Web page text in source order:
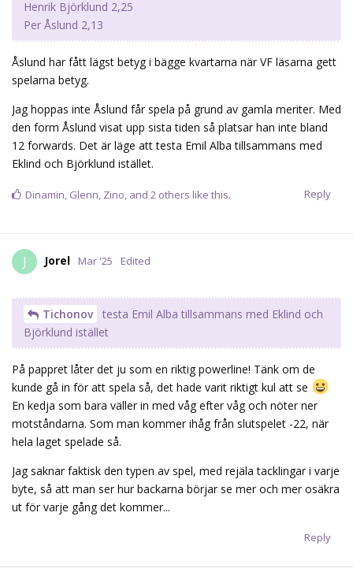
Dinamin,Glenn,Zino, and
J Jorel
Tichonov testa Emil Alba tillsammans med Eklind och
Björklund istället
kunde gå in för att spela så, det hade varit riktigt kul att se
motståndarna. Som man kommer ihåg från slutspelet -22, när
hela laget spelade så.
byte, så att man ser hur backarna börjar se mer och mer osäkra
ut för varje gång det kommer...
Reply
G GarbagePailkids Mar '25
Ikväll ska Skellefteå få smaka Färjestads bortahockey! Stängd
bättre än Skellefteå. Det är bara Färjestad själva som kan
förstöra för sig, pga av att de inte är påkopplade. Som många
ggr denna säsong och som match två hemma. Ska ju inte få ske
egentligen i slutspel. Men hoppas det är den enda plattmatchen